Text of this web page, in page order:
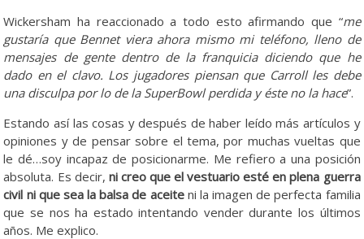
Wickersham ha reaccionado a todo esto afirmando que “me
gustaría que Bennet viera ahora mismo mi teléfono, lleno de
mensajes de gente dentro de la franquicia diciendo que he
dado en el clavo. Los jugadores piensan que Carroll les debe
una disculpa por lo de la SuperBowl perdida y éste no la hace”.
Estando así las cosas y después de haber leído más artículos y
opiniones y de pensar sobre el tema, por muchas vueltas que
le dé…soy incapaz de posicionarme. Me refiero a una posición
absoluta. Es decir, ni creo que el vestuario esté en plena guerra
civil ni que sea la balsa de aceiteni la imagen de perfecta familia
que se nos ha estado intentando vender durante los últimos
años. Me explico.